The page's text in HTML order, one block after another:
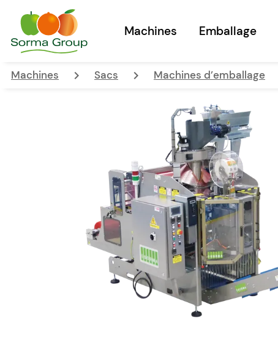
Machines Emballage
Machines keyboard_arrow_right Sacs keyboard_arrow_right Machines d’emballage